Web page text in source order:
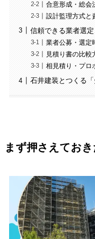
合意形成・総会
設計監理方式と
信頼できる業者選
業者公募・選定
見積り書の比較
相見積り・プロ
石井建装とつくる
まず押さえてお